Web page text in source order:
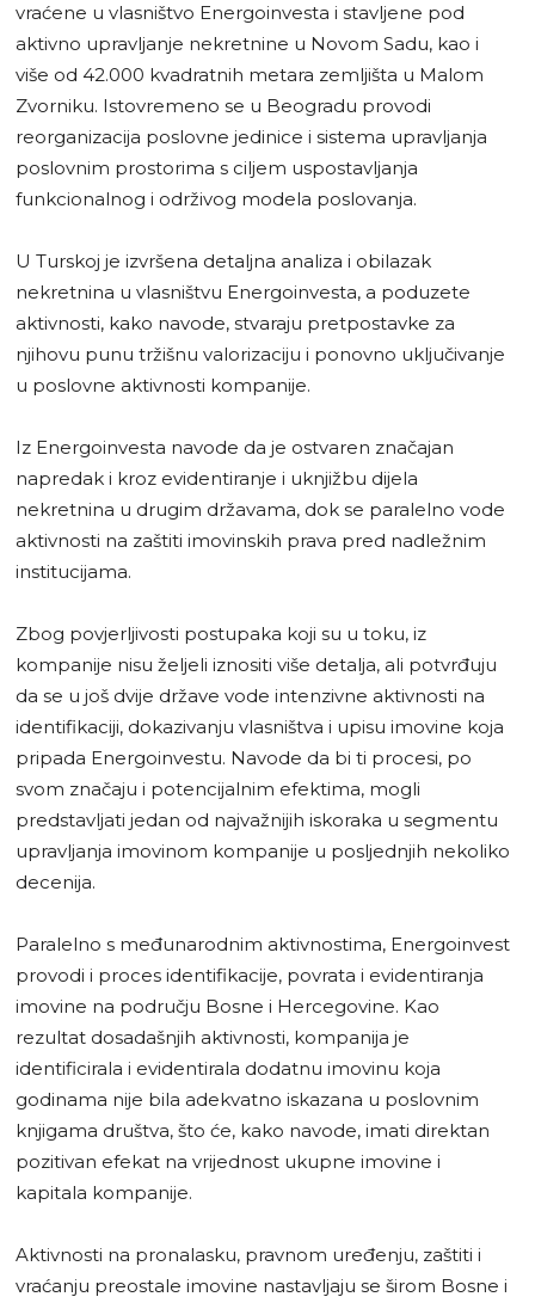
vraćene u vlasništvo Energoinvesta i stavljene pod
aktivno upravljanje nekretnine u Novom Sadu, kao i
više od 42.000 kvadratnih metara zemljišta u Malom
Zvorniku. Istovremeno se u Beogradu provodi
reorganizacija poslovne jedinice i sistema upravljanja
poslovnim prostorima s ciljem uspostavljanja
funkcionalnog i održivog modela poslovanja.
U Turskoj je izvršena detaljna analiza i obilazak
nekretnina u vlasništvu Energoinvesta, a poduzete
aktivnosti, kako navode, stvaraju pretpostavke za
njihovu punu tržišnu valorizaciju i ponovno uključivanje
u poslovne aktivnosti kompanije.
Iz Energoinvesta navode da je ostvaren značajan
napredak i kroz evidentiranje i uknjižbu dijela
nekretnina u drugim državama, dok se paralelno vode
aktivnosti na zaštiti imovinskih prava pred nadležnim
institucijama.
Zbog povjerljivosti postupaka koji su u toku, iz
kompanije nisu željeli iznositi više detalja, ali potvrđuju
da se u još dvije države vode intenzivne aktivnosti na
identifikaciji, dokazivanju vlasništva i upisu imovine koja
pripada Energoinvestu. Navode da bi ti procesi, po
svom značaju i potencijalnim efektima, mogli
predstavljati jedan od najvažnijih iskoraka u segmentu
upravljanja imovinom kompanije u posljednjih nekoliko
decenija.
Paralelno s međunarodnim aktivnostima, Energoinvest
provodi i proces identifikacije, povrata i evidentiranja
imovine na području Bosne i Hercegovine. Kao
rezultat dosadašnjih aktivnosti, kompanija je
identificirala i evidentirala dodatnu imovinu koja
godinama nije bila adekvatno iskazana u poslovnim
knjigama društva, što će, kako navode, imati direktan
pozitivan efekat na vrijednost ukupne imovine i
kapitala kompanije.
Aktivnosti na pronalasku, pravnom uređenju, zaštiti i
vraćanju preostale imovine nastavljaju se širom Bosne i